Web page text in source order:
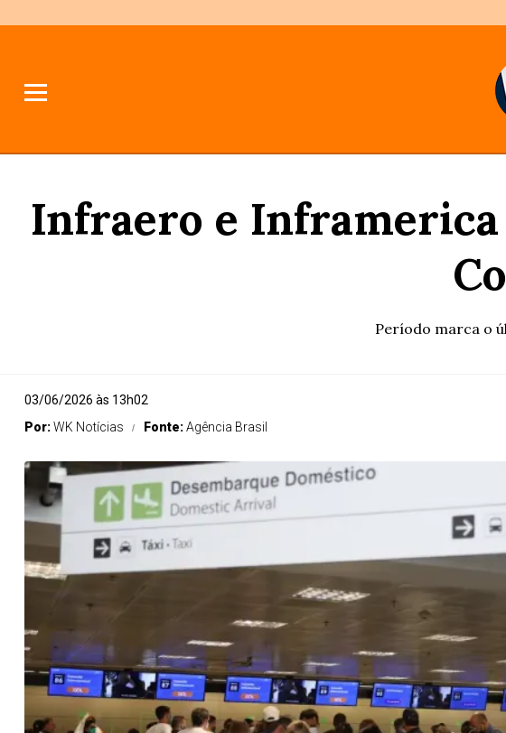
Infraero e
Período marca o
03/06/2026 às 13h02
Por:WK Notícias Fonte:Agência Brasil